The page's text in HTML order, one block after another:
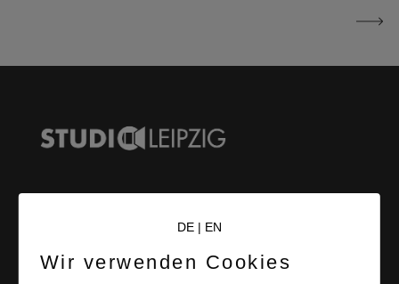
entspannter Loftatmosphäre realisieren. Alles da, was man
DE| EN
Wir verwenden Cookies